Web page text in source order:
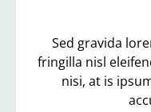
Sed gravida
fringilla nisl
nisi, at is